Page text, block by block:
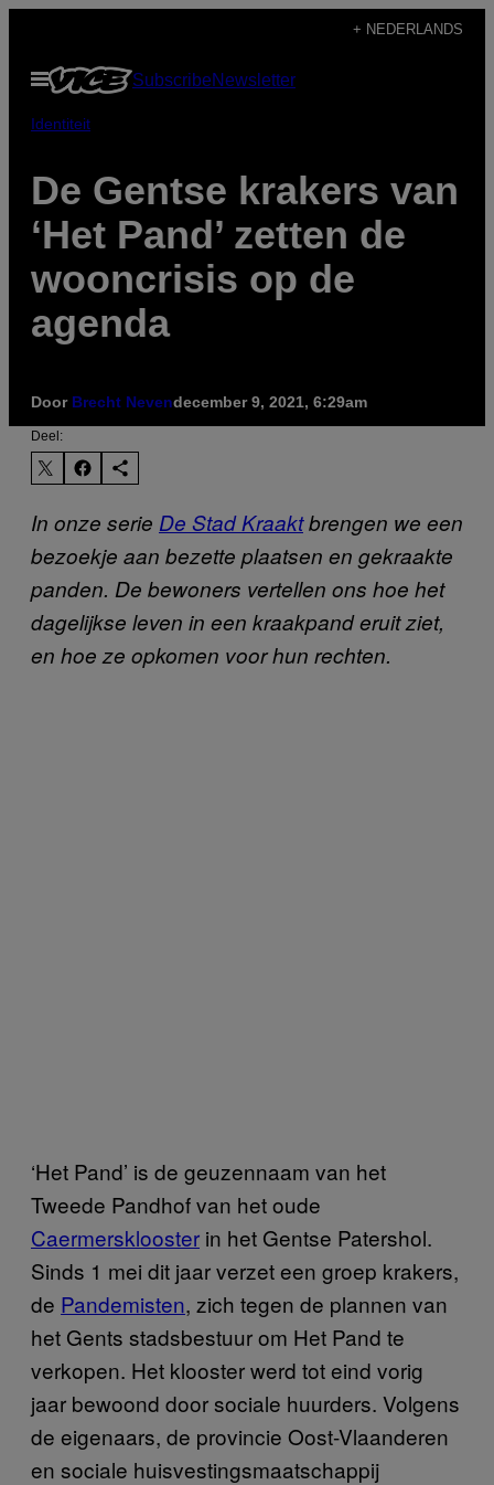
de
inhoud
+ NEDERLANDS
Open
menu
SubscribeNewsletter
Identiteit
De Gentse krakers van
‘Het Pand’ zetten de
wooncrisis op de
agenda
Door Brecht Nevendecember 9, 2021, 6:29am
Deel:
In onze serie De Stad Kraaktbrengen we een
bezoekje aan bezette plaatsen en gekraakte
panden. De bewoners vertellen ons hoe het
dagelijkse leven in een kraakpand eruit ziet,
en hoe ze opkomen voor hun rechten.
‘Het Pand’ is de geuzennaam van het
Tweede Pandhof van het oude
Caermersklooster in het Gentse Patershol.
Sinds 1 mei dit jaar verzet een groep krakers,
de Pandemisten, zich tegen de plannen van
het Gents stadsbestuur om Het Pand te
verkopen. Het klooster werd tot eind vorig
jaar bewoond door sociale huurders. Volgens
de eigenaars, de provincie Oost-Vlaanderen
en sociale huisvestingsmaatschappij